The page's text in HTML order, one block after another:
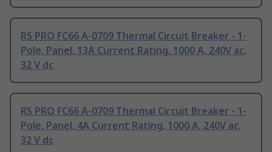
RS PRO FC66 A-0709 Thermal Circuit Breaker - 1-
Pole, Panel, 13A Current Rating, 1000 A, 240V ac,
32 V dc
RS PRO FC66 A-0709 Thermal Circuit Breaker - 1-
Pole, Panel, 4A Current Rating, 1000 A, 240V ac,
32 V dc